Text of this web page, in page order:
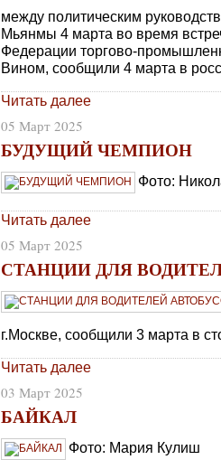
между политическим
Мьянмы 4 марта во время
Федерации торгово-
Вином, сообщили 4 марта в
Читать далее
05 Март 2025
БУДУЩИЙ ЧЕМПИОН
Фото:
Читать далее
05 Март 2025
СТАНЦИИ ДЛЯ
г.Москве, сообщили 3 марта в
Читать далее
03 Март 2025
БАЙКАЛ
Фото: Мария Кулиш